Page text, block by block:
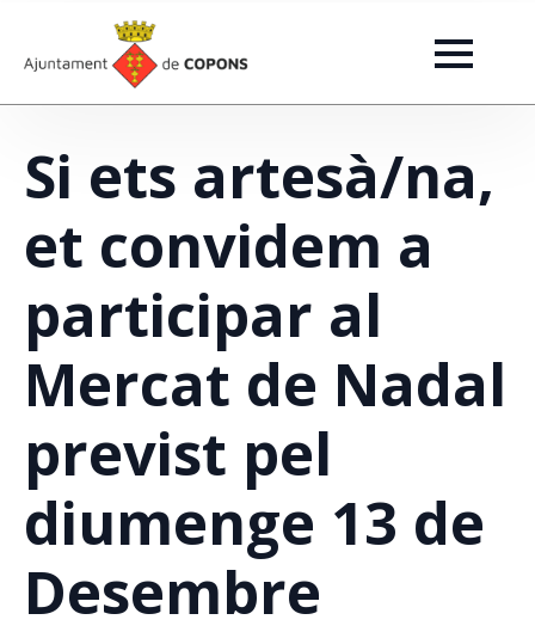
Si ets artesà/na,
et convidem a
participar al
Mercat de Nadal
previst pel
diumenge 13 de
Desembre